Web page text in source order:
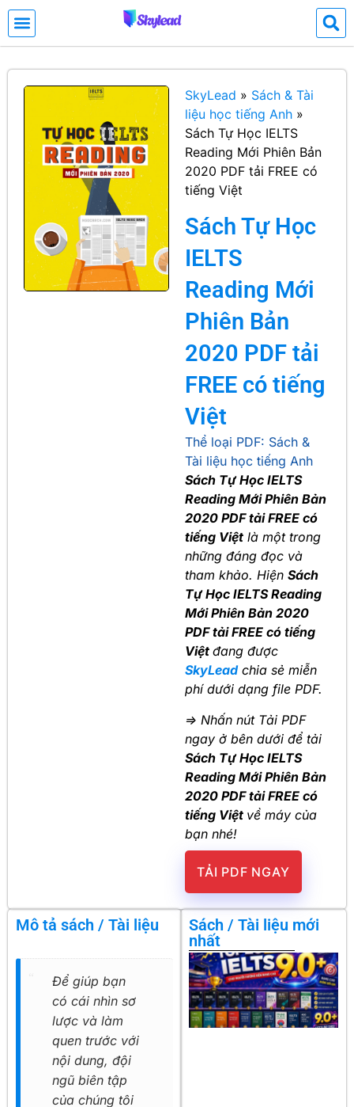
SkyLead » Sách & Tài
liệu học tiếng Anh »
Sách Tự Học IELTS
Reading Mới Phiên Bản
2020 PDF tải FREE có
tiếng Việt
Sách Tự Học
IELTS
Reading Mới
Phiên Bản
2020 PDF tải
FREE có tiếng
Việt
Thể loại PDF: Sách &
Tài liệu học tiếng Anh
Sách Tự Học IELTS
Reading Mới Phiên Bản
2020 PDF tải FREE có
tiếng Việt là một trong
những đáng đọc và
tham khảo. Hiện Sách
Tự Học IELTS Reading
Mới Phiên Bản 2020
PDF tải FREE có tiếng
Việt đang được
SkyLeadchia sẻ miễn
phí dưới dạng file PDF.
=> Nhấn nút Tải PDF
ngay ở bên dưới để tải
Sách Tự Học IELTS
Reading Mới Phiên Bản
2020 PDF tải FREE có
tiếng Việt về máy của
bạn nhé!
TẢI PDF NGAY
Mô tả sách / Tài liệu
Để giúp bạn
có cái nhìn sơ
lược và làm
quen trước với
nội dung, đội
ngũ biên tập
của chúng tôi
Sách / Tài liệu mới
nhất